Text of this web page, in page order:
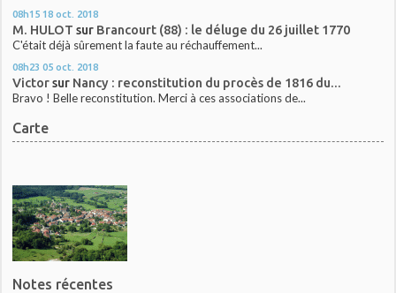
08h15 18 oct. 2018
M. HULOT sur Brancourt (88) : le déluge du 26 juillet 1770
C'était déjà sûrement la faute au réchauffement...
08h23 05 oct. 2018
Victorsur Nancy : reconstitution du procès de 1816 du...
Bravo ! Belle reconstitution. Merci à ces associations de...
Carte
Notes récentes